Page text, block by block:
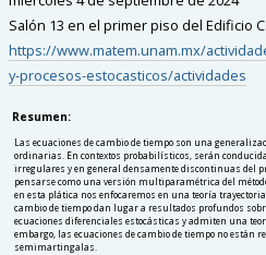
Salón 13 en el primer piso del Edificio
https://www.matem.unam.mx/
y-procesos-estocasticos/actividades
Resumen:
Las ecuaciones de cambio de tiempo son una
ordinarias. En contextos probabilísticos, serán
irregulares y en general densamente discontinuas del
pensarse como una versión multiparamétrica del
en esta plática nos enfocaremos en una teoría
cambio de tiempo dan lugar a resultados profundos
ecuaciones diferenciales estocásticas y admiten una
embargo, las ecuaciones de cambio de tiempo no están
semimartingalas.